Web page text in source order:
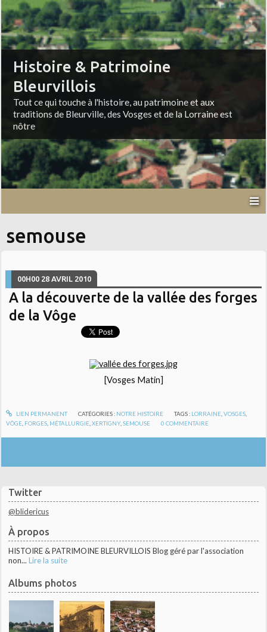
Twitter
@blidericus
À propos
HISTOIRE & PATRIMOINE BLEURVILLOIS Blog géré par l'association
non... Lire la suite
Albums photos
Histoire & Patrimoine
Bleurvillois
Tout ce qui touche à l'histoire, au patrimoine et aux
traditions de Bleurville, des Vosges et de la Lorraine est
nôtre
semouse
00H00 28 AVRIL 2010
A la découverte de la vallée des forges
de la Vôge
[Vosges Matin]
LIEN PERMANENT CATÉGORIES : NOTRE HISTOIRE TAGS : LORRAINE ,VOSGES
VÔGE FORGES MÉTALLURGIE ,XERTIGNY,SEMOUSE 0 COMMENTAIRE